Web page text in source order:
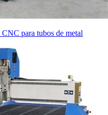
para tubos de metal